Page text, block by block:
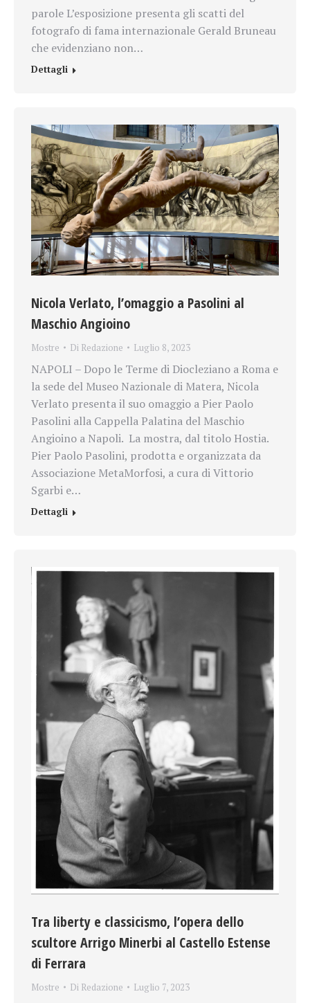
parole L’esposizione presenta gli scatti del
fotografo di fama internazionale Gerald Bruneau
che evidenziano non…
Dettagli
Nicola Verlato, l’omaggio a Pasolini al
Maschio Angioino
Mostre Di Redazione Luglio 8, 2023
NAPOLI – Dopo le Terme di Diocleziano a Roma e
la sede del Museo Nazionale di Matera, Nicola
Verlato presenta il suo omaggio a Pier Paolo
Pasolini alla Cappella Palatina del Maschio
Angioino a Napoli. La mostra, dal titolo Hostia.
Pier Paolo Pasolini, prodotta e organizzata da
Associazione MetaMorfosi, a cura di Vittorio
Sgarbi e…
Dettagli
Tra liberty e classicismo, l’opera dello
scultore Arrigo Minerbi al Castello Estense
di Ferrara
Mostre Di Redazione Luglio 7, 2023